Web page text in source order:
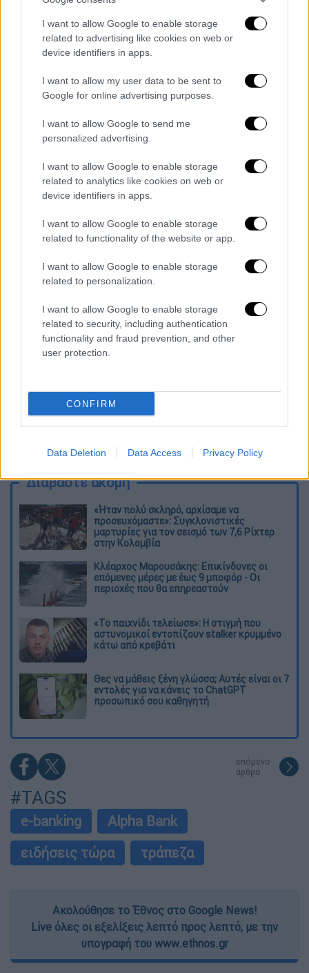
I want to allow Google to enable storage
related to advertising like cookies on web or
device identifiers in apps.
I want to allow my user data to be sent to
Google for online advertising purposes.
I want to allow Google to send me
personalized advertising.
I want to allow Google to enable storage
related to analytics like cookies on web or
device identifiers in apps.
I want to allow Google to enable storage
related to functionality of the website or app.
I want to allow Google to enable storage
related to personalization.
I want to allow Google to enable storage
related to security, including authentication
functionality and fraud prevention, and other
user protection.
CONFIRM
Data Deletion Data Access Privacy Policy
Ευχαριστούμε πολύ για την κατανόησή σας
Η προθεσμία για τους επαγγελματίες
επαγγελματίες έχουν μέχρι το τέλος της
σύστημα άμεσων πληρωμών IRIS, ενώ πολλοί
από αυτούς άφησαν την εγγραφή τους για
τελευταία στιγμή, με αποτέλεσμα το τεχνικό
πρόβλημα της εφαρμογής να προκαλέσει
μεγάλη αναστάτωση και πολλές αντιδράσεις
Τα σχολιά σας δημοσιεύονται άμεσα με δική σας ευθύνη. Το
ΕΘΝΟΣ θα παρεμβαίνει και τα προσβλητικά σχόλια θα
Διαβάστε ακόμη
«Ήταν πολύ σκληρό, αρχίσαμε να
προσευχόμαστε»: Συγκλονιστικές
μαρτυρίες για τον σεισμό των 7,6 Ρίχτερ
στην Κολομβία
Κλέαρχος Μαρουσάκης: Επικίνδυνες οι
επόμενες μέρες με έως 9 μποφόρ - Οι
περιοχές που θα επηρεαστούν
«Το παιχνίδι τελείωσε»: Η στιγμή που
αστυνομικοί εντοπίζουν stalker κρυμμένο
κάτω από κρεβάτι
Θες να μάθεις ξένη γλώσσα; Αυτές είναι οι 7
εντολές για να κάνεις το ChatGPT
προσωπικό σου καθηγητή
επόμενο
άρθρο
#TAGS
e-banking
Alpha Bank
ειδήσεις τώρα
τράπεζα
Ακολούθησε το Έθνος στο Google News!
Live όλες οι εξελίξεις λεπτό προς λεπτό, με την
υπογραφή του www.ethnos.gr